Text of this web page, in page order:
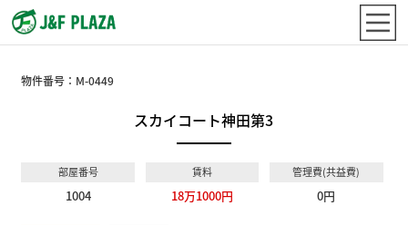
物件番号： M-0449
スカイコート神田第3
部屋番号
1004
賃料
18万1000円
管理費(共益費)
0円